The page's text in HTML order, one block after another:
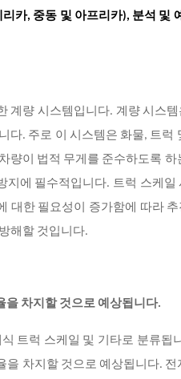
카, 중동 및 아프리카), 분석 및
계량 시스템입니다. 계량 시스템
다. 주로 이 시스템은 화물, 트럭
량이 법적 무게를 준수하도록 하
지에 필수적입니다. 트럭 스케일
대한 필요성이 증가함에 따라 추
해할 것입니다.
을 차지할 것으로 예상됩니다.
트럭 스케일 및 기타로 분류됩
을 차지할 것으로 예상됩니다. 전